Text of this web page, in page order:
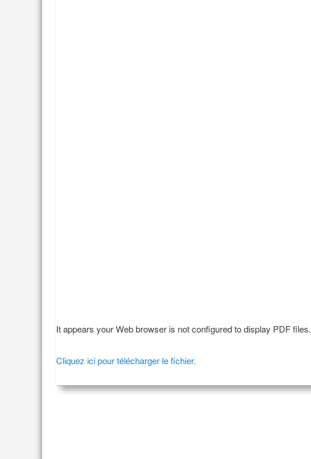
It appears your Web browser is not configured to display PDF files.
Cliquez ici pour télécharger le fichier.